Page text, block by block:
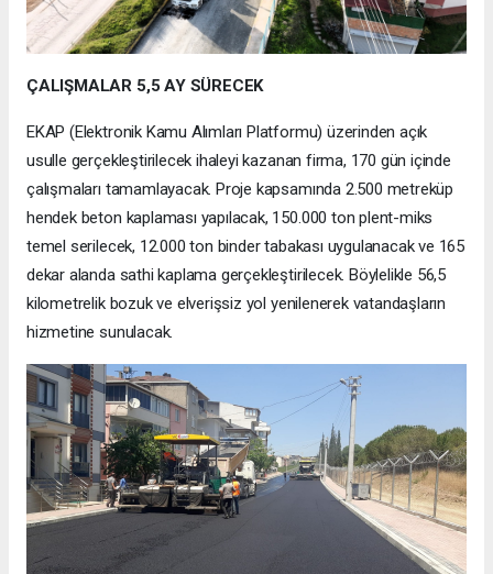
ÇALIŞMALAR 5,5 AY SÜRECEK
EKAP (Elektronik Kamu Alımları Platformu) üzerinden açık
usulle gerçekleştirilecek ihaleyi kazanan firma, 170 gün içinde
çalışmaları tamamlayacak. Proje kapsamında 2.500 metreküp
hendek beton kaplaması yapılacak, 150.000 ton plent-miks
temel serilecek, 12.000 ton binder tabakası uygulanacak ve 165
dekar alanda sathi kaplama gerçekleştirilecek. Böylelikle 56,5
kilometrelik bozuk ve elverişsiz yol yenilenerek vatandaşların
hizmetine sunulacak.